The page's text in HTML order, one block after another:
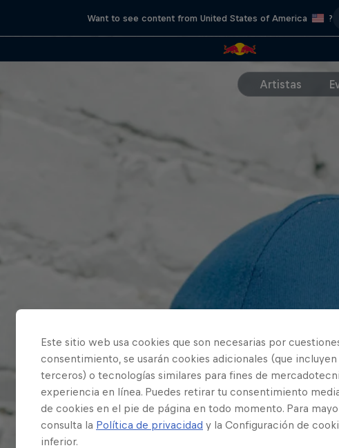
Want to see content from United States of America ?
Artistas
Este sitio web usa cookies que son necesarias por
consentimiento, se usarán cookies adicionales (que incluyen
terceros) o tecnologías similares para fines de
experiencia en línea. Puedes retirar tu consentimiento
de cookies en el pie de página en todo momento. Para
consulta la Política de privacidad y la Configuración de
inferior.